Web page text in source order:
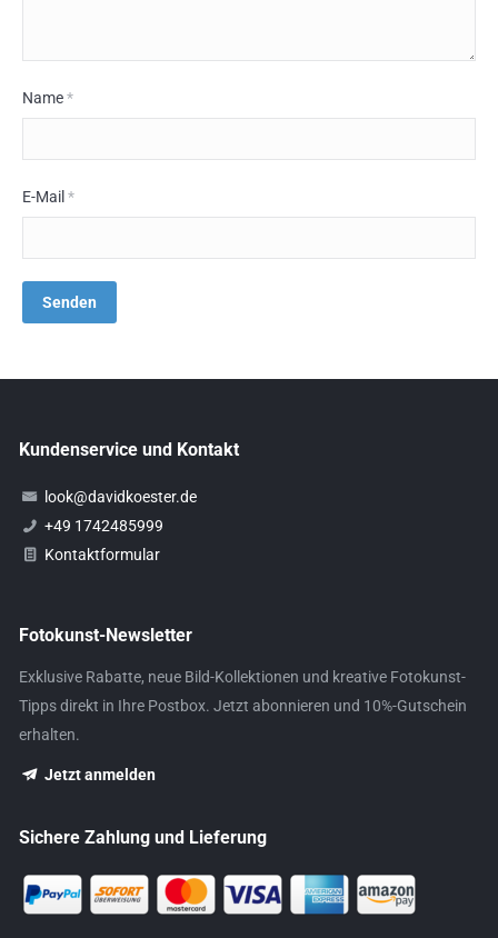
Name*
E-Mail *
Kundenservice und Kontakt
look@davidkoester.de
+49 1742485999
Kontaktformular
Fotokunst-Newsletter
Exklusive Rabatte, neue Bild-Kollektionen und kreative Fotokunst-
Tipps direkt in Ihre Postbox. Jetzt abonnieren und 10%-Gutschein
erhalten.
Jetzt anmelden
Sichere Zahlung und Lieferung